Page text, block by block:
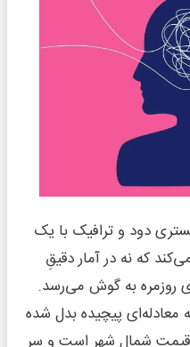
دود و ترافیک با یک
که نه در آمار دقیقِ
روزمره به گوش می‌رسد.
معادله‌ای پیچیده بدل شده
شمال شهر است و سر